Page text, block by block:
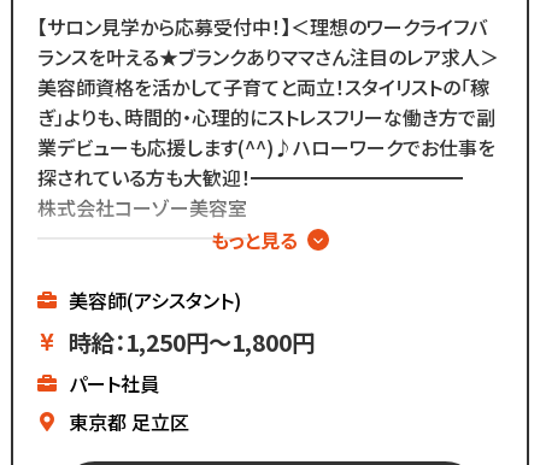
Tiktok ▷「＠kozo_recruit」
で検索してください！
【サロン見学から応募受付中！】＜理想のワークライフバ
ランスを叶える★ブランクありママさん注目のレア求人＞
美容師資格を活かして子育てと両立！スタイリストの「稼
ぎ」よりも、時間的・心理的にストレスフリーな働き方で副
業デビューも応援します(^^)♪ハローワークでお仕事を
探されている方も大歓迎！━━━━━━━━━━━
株式会社コーゾー美容室
━━━━━━━━━━━
現在都内に4店舗のサロンを
展開しています。
マーケティング会社出身の
2代目社長により
もっと見る
美容師(アシスタント)
時給：1,250円～1,800円
パート社員
東京都 足立区